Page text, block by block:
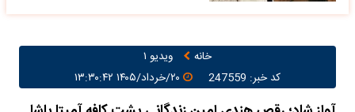
خانه
ویدیو ۱
کد خبر: 247559
۲۰/خرداد/۱۴۰۵ ۱۳:۳۰:۴۲